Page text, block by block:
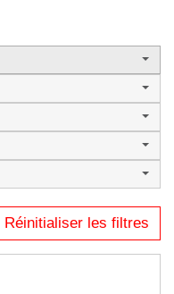
Réinitialiser les filtres